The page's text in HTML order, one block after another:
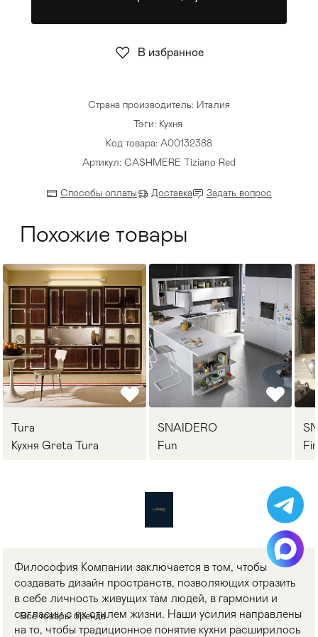
Стулья >
Страна производитель: Италия
Тэги: Кухня
Код товара: А00132388
Артикул: CASHMERE Tiziano Red
Способы оплаты Доставка Задать вопрос
В избранное
Похожие товары
Tura
Кухня Greta Tura
SNAIDERO
Fun
Философия Компании заключается в том, чтобы
создавать дизайн пространств, позволяющих отразить
в себе личность живущих там людей, в гармонии и
согласии с их стилем жизни. Наши усилия направлены
на то, чтобы традиционное понятие кухни расширилось
Все товары бренда